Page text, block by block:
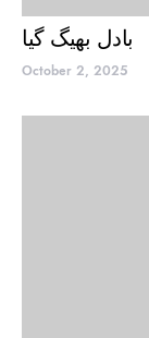
بادل بھیگ گیا
October 2, 2025